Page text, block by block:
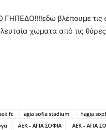
βλέπουμε τις
χώματα από τις
fc agia sofia stadium hagia
ΑΕΚ - ΑΓΙΑ ΣΟΦΙΑ ΑΕΚ - ΑΓΙΑ